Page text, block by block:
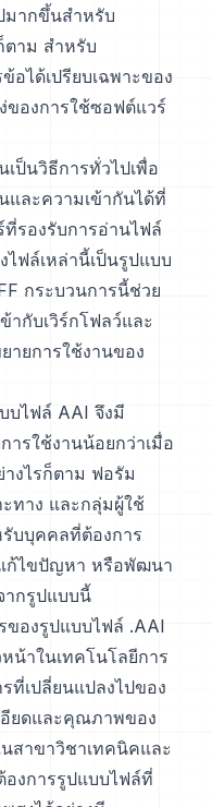
มากขึ้นสำหรับ
ตาม สำหรับ
อได้เปรียบเฉพาะของ
ของการใช้ซอฟต์แวร์
ป็นวิธีการทั่วไปเพื่อ
และความเข้ากันได้ที่
รองรับการอ่านไฟล์
ฟล์เหล่านี้เป็นรูปแบบ
กระบวนการนี้ช่วย
กับเวิร์กโฟลว์และ
ายการใช้งานของ
บไฟล์ AAI จึงมี
รใช้งานน้อยกว่าเมื่อ
งไรก็ตาม ฟอรัม
ทาง และกลุ่มผู้ใช้
บบุคคลที่ต้องการ
แก้ไขปัญหา หรือพัฒนา
ากรูปแบบนี้
ของรูปแบบไฟล์ .AAI
น้าในเทคโนโลยีการ
ที่เปลี่ยนแปลงไปของ
อียดและคุณภาพของ
สาขาวิชาเทคนิคและ
งการรูปแบบไฟล์ที่